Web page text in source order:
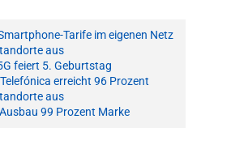
Tarife im eigenen Netz
aus
feiert 5. Geburtstag
erreicht 96 Prozent
aus
99 Prozent Marke